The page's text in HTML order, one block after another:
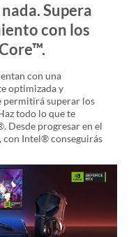
Supera
con los
con una
optimizada y
permitirá superar los
todo lo que te
Desde progresar en el
con Intel® conseguirás